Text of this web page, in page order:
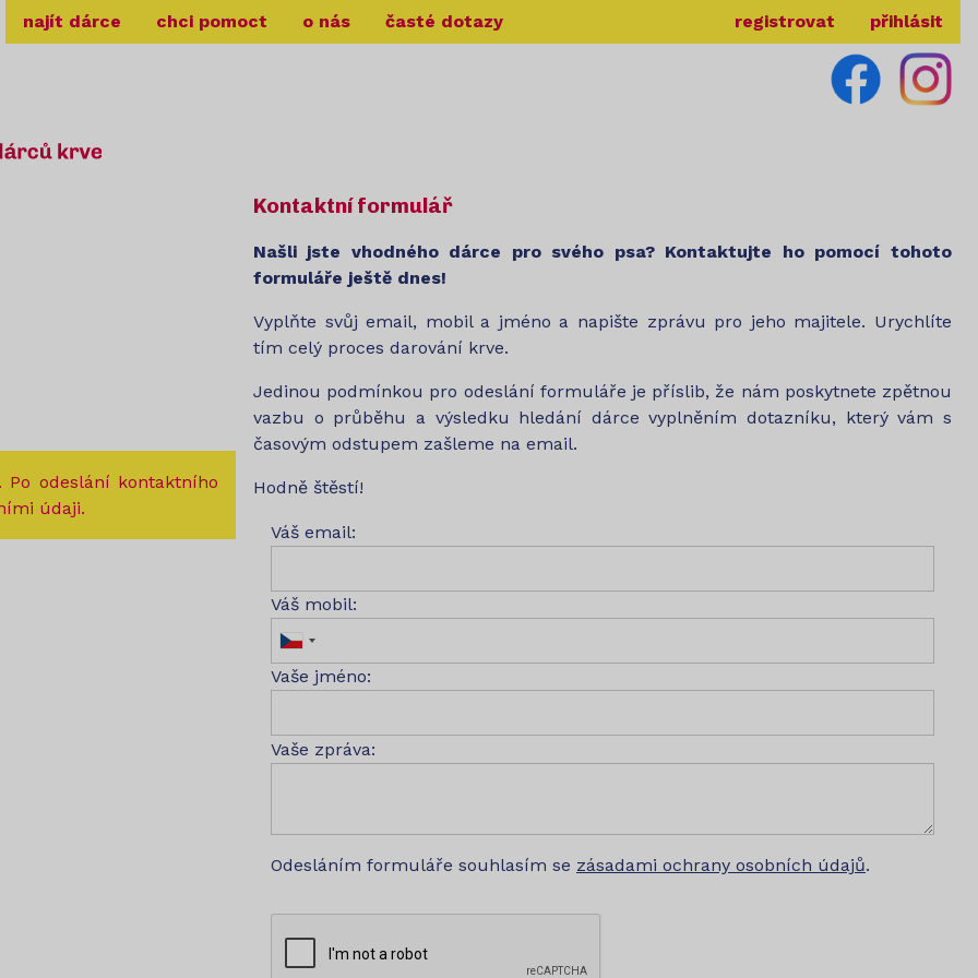
najít dárce chci pomoct o nás časté dotazy přihlásit
registrovat
odeslání kontaktního
údaji.
Kontaktní formulář
Našli jste vhodného dárce pro svého psa? Kontaktujte ho pomocí tohoto
formuláře ještě dnes!
Vyplňte svůj email, mobil a jméno a napište zprávu pro jeho majitele. Urychlíte
tím celý proces darování krve.
Jedinou podmínkou pro odeslání formuláře je příslib, že nám poskytnete zpětnou
vazbu o průběhu a výsledku hledání dárce vyplněním dotazníku, který vám s
časovým odstupem zašleme na email.
Hodně štěstí!
Váš email:
Váš mobil:
Vaše jméno:
Vaše zpráva:
Odesláním formuláře souhlasím se zásadami ochrany osobních údajů.